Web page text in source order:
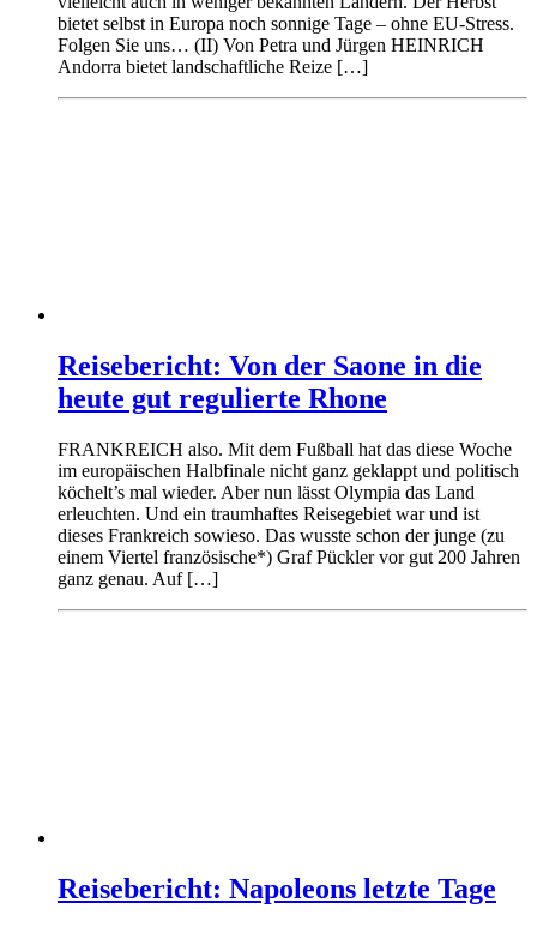
bietet selbst in Europa noch sonnige Tage – ohne EU-Stress.
Folgen Sie uns… (II) Von Petra und Jürgen HEINRICH
Andorra bietet landschaftliche Reize […]
Reisebericht: Von der Saone in die
heute gut regulierte Rhone
FRANKREICH also. Mit dem Fußball hat das diese Woche
im europäischen Halbfinale nicht ganz geklappt und politisch
köchelt’s mal wieder. Aber nun lässt Olympia das Land
erleuchten. Und ein traumhaftes Reisegebiet war und ist
dieses Frankreich sowieso. Das wusste schon der junge (zu
einem Viertel französische*) Graf Pückler vor gut 200 Jahren
ganz genau. Auf […]
Reisebericht: Napoleons letzte Tage